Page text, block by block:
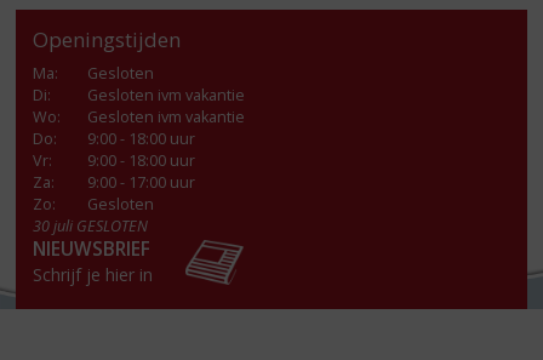
Openingstijden
Ma:
Gesloten
Di:
Gesloten ivm vakantie
Wo:
Gesloten ivm vakantie
Do:
9:00 - 18:00 uur
Vr:
9:00 - 18:00 uur
Za:
9:00 - 17:00 uur
Zo:
Gesloten
30 juli GESLOTEN
NIEUWSBRIEF
Schrijf je hier in